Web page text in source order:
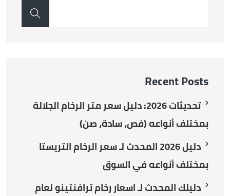
Recent Posts
تحديثات 2026: دليل سعر متر الرخام الجلالة
بمختلف أنواعه (فص، سادة، صن)
دليل 2026 المحدث لـ سعر الرخام التريستا
بمختلف أنواعه في السوق
دليلك المحدث لـ اسعار رخام ترافنتينو لعام